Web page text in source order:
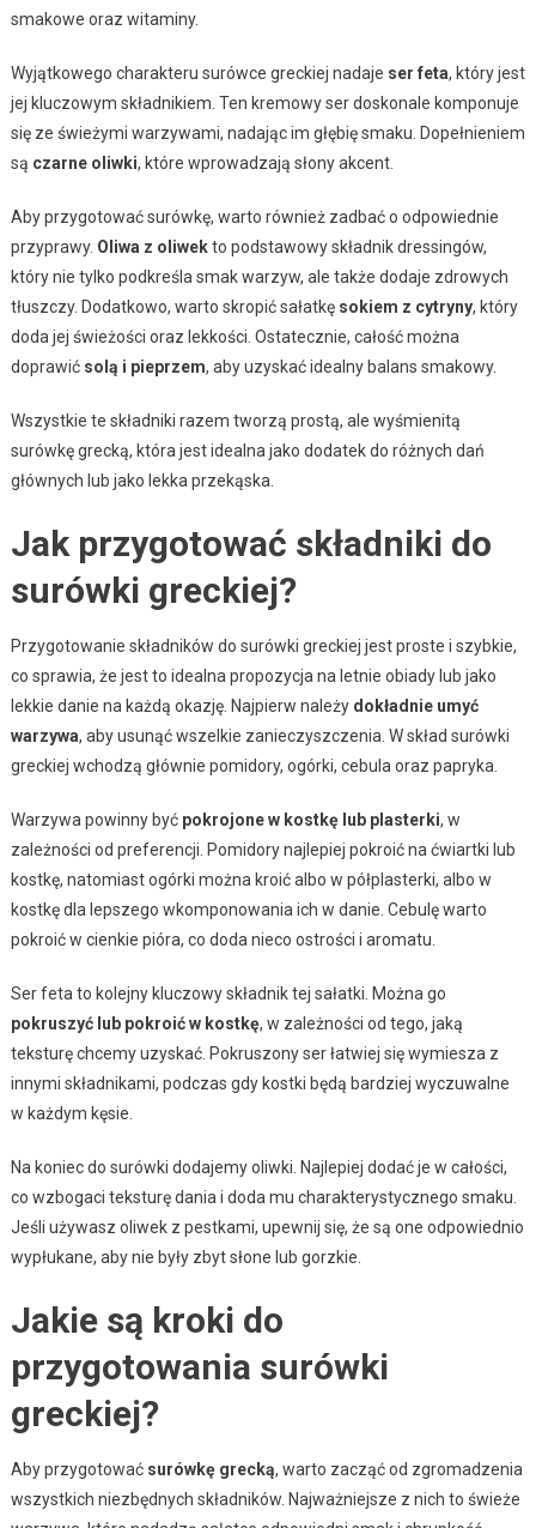
smakowe oraz witaminy.
Wyjątkowego charakteru surówce greckiej nadaje ser feta, który jest
jej kluczowym składnikiem. Ten kremowy ser doskonale komponuje
się ze świeżymi warzywami, nadając im głębię smaku. Dopełnieniem
są czarne oliwki, które wprowadzają słony akcent.
Aby przygotować surówkę, warto również zadbać o odpowiednie
przyprawy. Oliwa z oliwekto podstawowy składnik dressingów,
który nie tylko podkreśla smak warzyw, ale także dodaje zdrowych
tłuszczy. Dodatkowo, warto skropić sałatkę sokiem z cytryny, który
doda jej świeżości oraz lekkości. Ostatecznie, całość można
doprawić solą i pieprzem, aby uzyskać idealny balans smakowy.
Wszystkie te składniki razem tworzą prostą, ale wyśmienitą
surówkę grecką, która jest idealna jako dodatek do różnych dań
głównych lub jako lekka przekąska.
Jak przygotować składniki do
surówki greckiej?
Przygotowanie składników do surówki greckiej jest proste i szybkie,
co sprawia, że jest to idealna propozycja na letnie obiady lub jako
lekkie danie na każdą okazję. Najpierw należy dokładnie umyć
warzywa, aby usunąć wszelkie zanieczyszczenia. W skład surówki
greckiej wchodzą głównie pomidory, ogórki, cebula oraz papryka.
Warzywa powinny być pokrojone w kostkę lub plasterki, w
zależności od preferencji. Pomidory najlepiej pokroić na ćwiartki lub
kostkę, natomiast ogórki można kroić albo w półplasterki, albo w
kostkę dla lepszego wkomponowania ich w danie. Cebulę warto
pokroić w cienkie pióra, co doda nieco ostrości i aromatu.
Ser feta to kolejny kluczowy składnik tej sałatki. Można go
pokruszyć lub pokroić w kostkę, w zależności od tego, jaką
teksturę chcemy uzyskać. Pokruszony ser łatwiej się wymiesza z
innymi składnikami, podczas gdy kostki będą bardziej wyczuwalne
w każdym kęsie.
Na koniec do surówki dodajemy oliwki. Najlepiej dodać je w całości,
co wzbogaci teksturę dania i doda mu charakterystycznego smaku.
Jeśli używasz oliwek z pestkami, upewnij się, że są one odpowiednio
wypłukane, aby nie były zbyt słone lub gorzkie.
Jakie są kroki do
przygotowania surówki
greckiej?
Aby przygotować surówkę grecką, warto zacząć od zgromadzenia
wszystkich niezbędnych składników. Najważniejsze z nich to świeże